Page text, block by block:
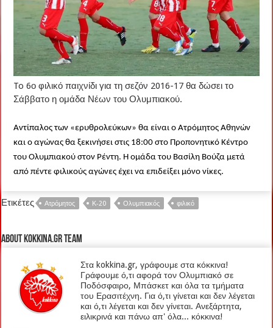
To 6ο φιλικό παιχνίδι για τη σεζόν 2016-17 θα δώσει το
Σάββατο η ομάδα Νέων του Ολυμπιακού.
Αντίπαλος των «ερυθρολεύκων» θα είναι ο Ατρόμητος Αθηνών
και ο αγώνας θα ξεκινήσει στις 18:00 στο Προπονητικό Κέντρο
του Ολυμπιακού στον Ρέντη. Η ομάδα του Βασίλη Βούζα μετά
από πέντε φιλικούς αγώνες έχει να επιδείξει μόνο νίκες.
Ετικέτες Ατρόμητος Κ-20 Ολυμπιακός φιλικό
About kokkina.gr TEAM
Στα kokkina.gr, γράφουμε στα κόκκινα!
Γράφουμε ό,τι αφορά τον Ολυμπιακό σε
Ποδόσφαιρο, Μπάσκετ και όλα τα τμήματα
του Ερασιτέχνη. Για ό,τι γίνεται και δεν λέγεται
και ό,τι λέγεται και δεν γίνεται. Ανεξάρτητα,
ειλικρινά και πάνω απ' όλα... κόκκινα!